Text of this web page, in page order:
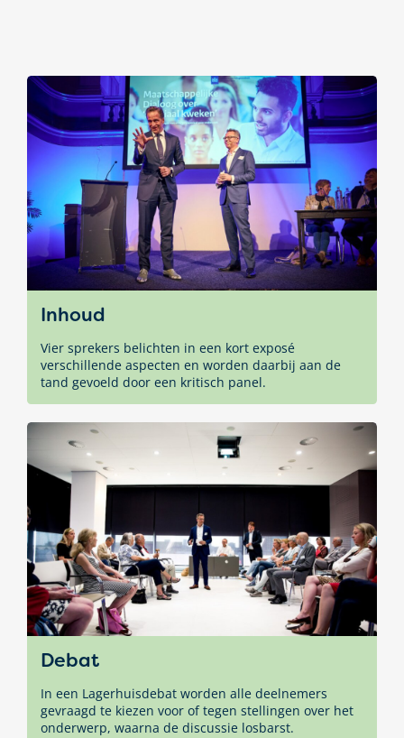
Inhoud
Vier sprekers belichten in een kort exposé
verschillende aspecten en worden daarbij aan de
tand gevoeld door een kritisch panel.
Debat
In een Lagerhuisdebat worden alle deelnemers
gevraagd te kiezen voor of tegen stellingen over het
onderwerp, waarna de discussie losbarst.